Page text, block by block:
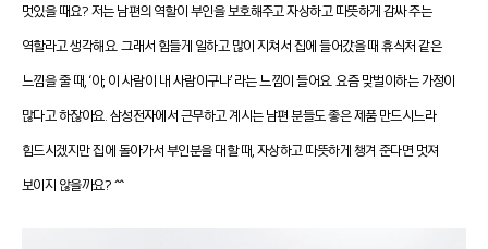
멋있을 때요? 저는 남편의 역할이 부인을 보호해주고 자상하고 따뜻하게 감싸 주는
역할라고 생각해요. 그래서 힘들게 일하고 많이 지쳐서 집에 들어갔을 때 휴식처 같은
느낌을 줄 때, ‘아, 이 사람이 내 사람이구나’ 라는 느낌이 들어요. 요즘 맞벌이하는 가정이
많다고 하잖아요. 삼성전자에서 근무하고 계시는 남편 분들도 좋은 제품 만드시느라
힘드시겠지만 집에 돌아가서 부인분을 대할 때, 자상하고 따뜻하게 챙겨 준다면 멋져
보이지 않을까요? ^^